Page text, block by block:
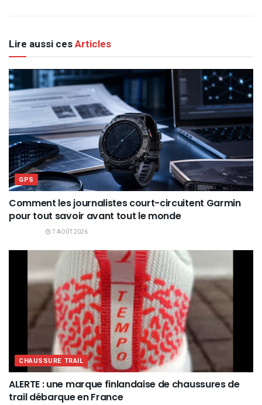
Lire aussi cesArticles
GPS
Comment les journalistes court-circuitent Garmin
pour tout savoir avant tout le monde
7 AOÛT 2026
CHAUSSURE TRAIL
ALERTE : une marque finlandaise de chaussures de
trail débarque en France